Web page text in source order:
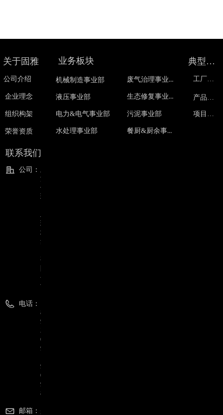
企业理念
组织构架
公司介绍
荣誉资质
关于固雅
项目展示
产品展示
典型案例
工厂展示
业务板块
机械制造事业部
液压事业部
电力&电气事业部
水处理事业部
废气治理事业部
生态修复事业部
污泥事业部
餐厨&厨余事业部
联系我们
公司： 上
海
信
环
雅
环
境
集
有
公
司
电话：
8
9
3
0
9
9
0
9
8
邮箱： g